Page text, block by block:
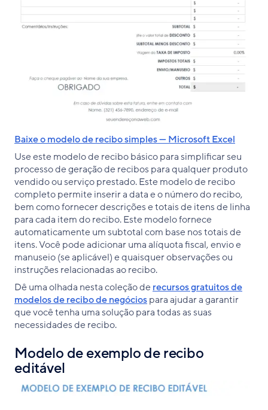
Baixe o modelo de recibo simples — Microsoft Excel
Use este modelo de recibo básico para simplificar seu
processo de geração de recibos para qualquer produto
vendido ou serviço prestado. Este modelo de recibo
completo permite inserir a data e o número do recibo,
bem como fornecer descrições e totais de itens de linha
para cada item do recibo. Este modelo fornece
automaticamente um subtotal com base nos totais de
itens. Você pode adicionar uma alíquota fiscal, envio e
manuseio (se aplicável) e quaisquer observações ou
instruções relacionadas ao recibo.
Dê uma olhada nesta coleção derecursos gratuitos de
modelos de recibo de negóciospara ajudar a garantir
que você tenha uma solução para todas as suas
necessidades de recibo.
Modelo de exemplo de recibo
editável